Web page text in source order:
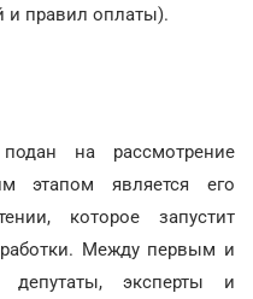
и правил оплаты).
на рассмотрение
этапом является его
которое запустит
Между первым и
эксперты и